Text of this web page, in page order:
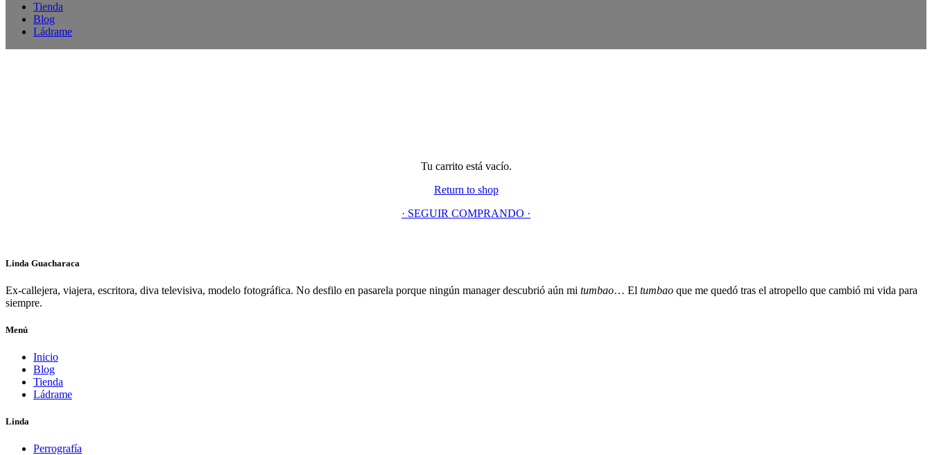
Tienda
Blog
Ládrame
Tu carrito está vacío.
Return to shop
· SEGUIR COMPRANDO ·
Linda Guacharaca
Ex-callejera, viajera, escritora, diva televisiva, modelo fotográfica. No desfilo en pasarela porque ningún manager descubrió aún mi tumbao… El tumbao que me quedó tras el atropello que cambió mi vida para
siempre.
Menú
Inicio
Blog
Tienda
Ládrame
Linda
Perrografía